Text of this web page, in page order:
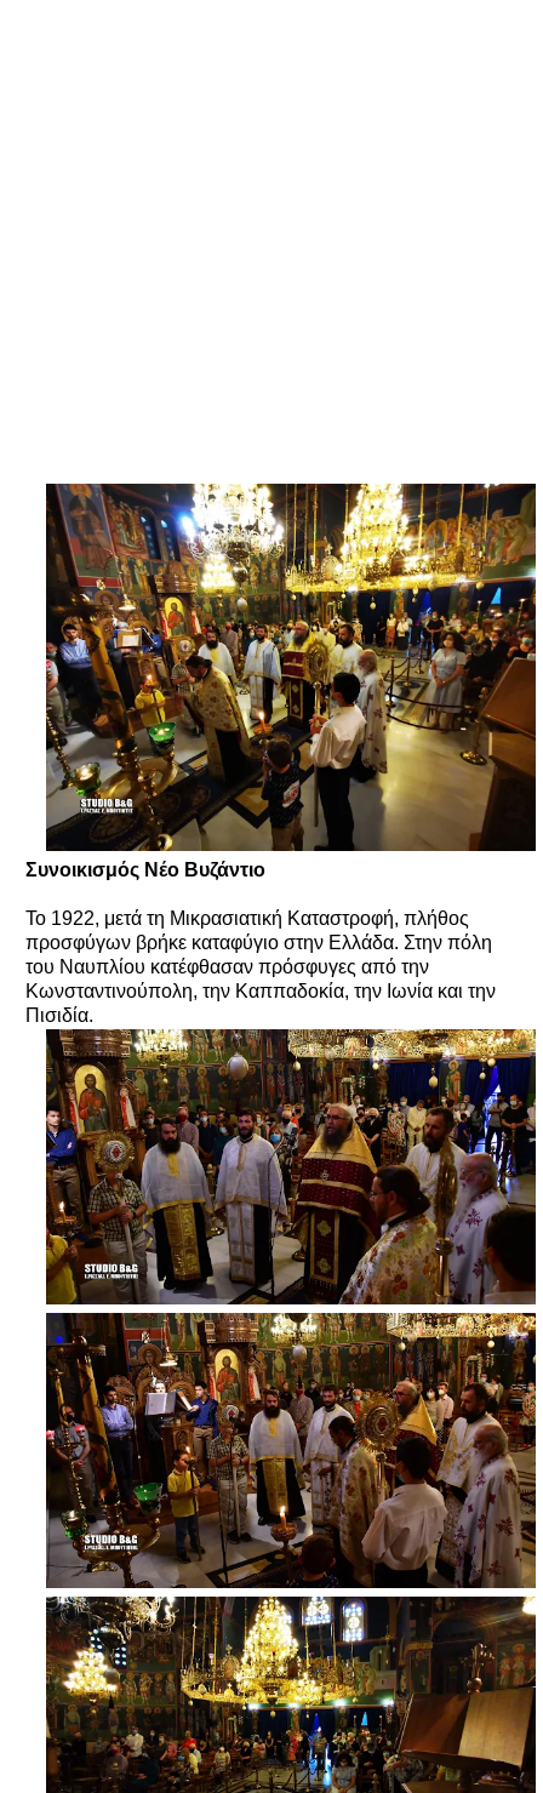
Συνοικισμός Νέο Βυζάντιο
Το 1922, μετά τη Μικρασιατική Καταστροφή, πλήθος
προσφύγων βρήκε καταφύγιο στην Ελλάδα. Στην πόλη
του Ναυπλίου κατέφθασαν πρόσφυγες από την
Κωνσταντινούπολη, την Καππαδοκία, την Ιωνία και την
Πισιδία.